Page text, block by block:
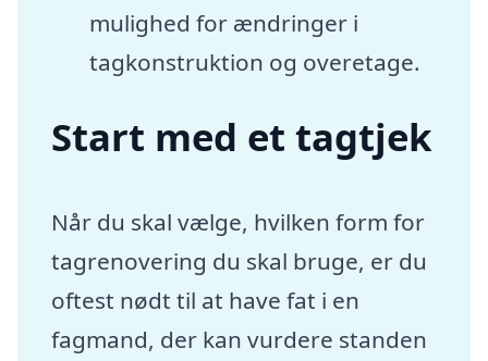
mulighed for ændringer i
tagkonstruktion og overetage.
Start med et tagtjek
Når du skal vælge, hvilken form for
tagrenovering du skal bruge, er du
oftest nødt til at have fat i en
fagmand, der kan vurdere standen